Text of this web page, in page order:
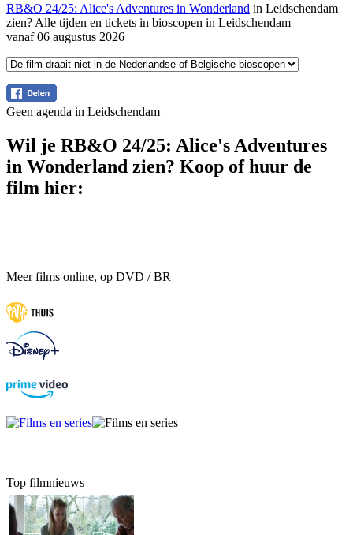
RB&O 24/25: Alice's Adventures in Wonderland in Leidschendam
zien? Alle tijden en tickets in bioscopen in Leidschendam
vanaf 06 augustus 2026
Geen agenda in Leidschendam
Wil je RB&O 24/25: Alice's Adventures
in Wonderland zien? Koop of huur de
film hier:
Meer films online, op DVD / BR
Top filmnieuws